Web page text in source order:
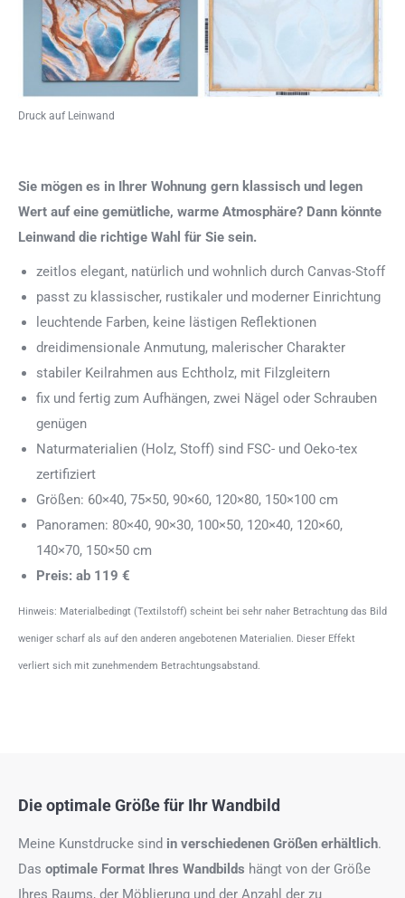
Druck auf Leinwand
Sie mögen es in Ihrer Wohnung gern klassisch und legen
Wert auf eine gemütliche, warme Atmosphäre? Dann könnte
Leinwand die richtige Wahl für Sie sein.
zeitlos elegant, natürlich und wohnlich durch Canvas-Stoff
passt zu klassischer, rustikaler und moderner Einrichtung
leuchtende Farben, keine lästigen Reflektionen
dreidimensionale Anmutung, malerischer Charakter
stabiler Keilrahmen aus Echtholz, mit Filzgleitern
fix und fertig zum Aufhängen, zwei Nägel oder Schrauben
genügen
Naturmaterialien (Holz, Stoff) sind FSC- und Oeko-tex
zertifiziert
Größen: 60×40, 75×50, 90×60, 120×80, 150×100 cm
Panoramen: 80×40, 90×30, 100×50, 120×40, 120×60,
140×70, 150×50 cm
Preis: ab 119 €
Hinweis: Materialbedingt (Textilstoff) scheint bei sehr naher Betrachtung das Bild
weniger scharf als auf den anderen angebotenen Materialien. Dieser Effekt
verliert sich mit zunehmendem Betrachtungsabstand.
Die optimale Größe für Ihr Wandbild
Meine Kunstdrucke sind in verschiedenen Größen erhältlich.
Das optimale Format Ihres Wandbilds hängt von der Größe
Ihres Raums, der Möblierung und der Anzahl der zu